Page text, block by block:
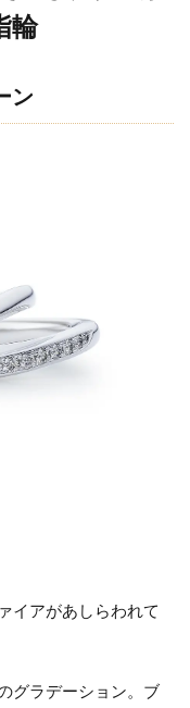
輪
ン
イアがあしらわれて
グラデーション。ブ